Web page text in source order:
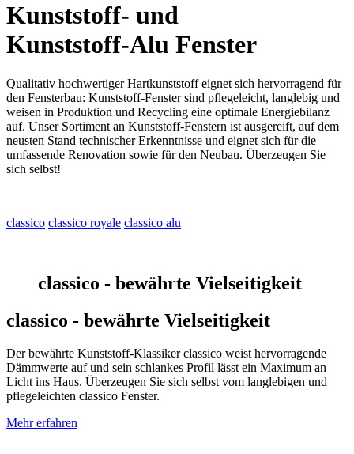
Kunststoff- und
Kunststoff-Alu Fenster
Qualitativ hochwertiger Hartkunststoff eignet sich hervorragend für
den Fensterbau: Kunststoff-Fenster sind pflegeleicht, langlebig und
weisen in Produktion und Recycling eine optimale Energiebilanz
auf. Unser Sortiment an Kunststoff-Fenstern ist ausgereift, auf dem
neusten Stand technischer Erkenntnisse und eignet sich für die
umfassende Renovation sowie für den Neubau. Überzeugen Sie
sich selbst!
classico classico royale classico alu
classico - bewährte Vielseitigkeit
classico - bewährte Vielseitigkeit
Der bewährte Kunststoff-Klassiker classico weist hervorragende
Dämmwerte auf und sein schlankes Profil lässt ein Maximum an
Licht ins Haus. Überzeugen Sie sich selbst vom langlebigen und
pflegeleichten classico Fenster.
Mehr erfahren